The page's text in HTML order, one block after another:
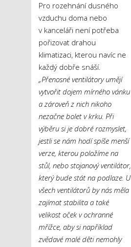
Pro rozehnání dusného
vzduchu doma nebo
v kanceláři není potřeba
pořizovat drahou
klimatizaci, kterou navíc ne
každý dobře snáší.
„Přenosné ventilátory umějí
vytvořit dojem mírného vánku
a zároveň z nich nikoho
nezačne bolet v krku. Při
výběru si je dobré rozmyslet,
jestli se nám hodí spíše menší
verze, kterou položíme na
stůl, nebo stojanový ventilátor,
který bude stát na podlaze. U
všech ventilátorů by nás měla
zajímat stabilita a také
velikost oček v ochranné
mřížce, aby si například
zvědavé malé děti nemohly